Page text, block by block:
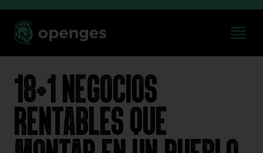
18+1 NEGOCIOS
RENTABLES QUE